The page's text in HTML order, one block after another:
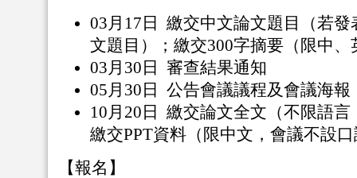
03月17日 繳交中文論文題目（若
文題目）； 繳交300字摘要（限中
03月30日 審查結果通知
05月30日 公告會議議程及會議海報
10月20日 繳交論文全文（不限語
繳交PPT資料（限中文，會議不設
【報名】